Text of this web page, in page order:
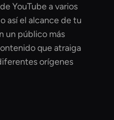
YouTube a varios
así el alcance de tu
un público más
que atraiga
orígenes